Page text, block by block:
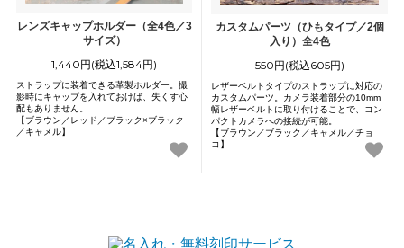
レンズキャップホルダー（全4色／3
サイズ）
1,440円(税込1,584円)
ストラップに装着できる革製ホルダー。撮
影時にキャップを入れておけば、失くす心
配もありません。
【ブラウン／レッド／ブラック×ブラック
／キャメル】
カスタムパーツ（ひもタイプ／2個
入り）全4色
550円(税込605円)
レザーベルトタイプのストラップに対応の
カスタムパーツ。カメラ装着部分の10mm
幅レザーベルトに取り付けることで、コン
パクトカメラへの接続が可能。
【ブラウン／ブラック／キャメル／チョ
コ】